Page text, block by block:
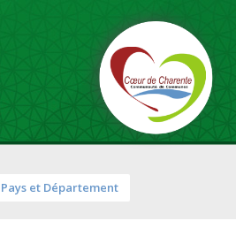
Pays et Département